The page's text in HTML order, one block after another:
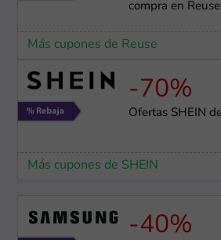
compra en Reuse
Más cupones de Reuse
-70%
Ofertas SHEIN
Más cupones de SHEIN
-40%